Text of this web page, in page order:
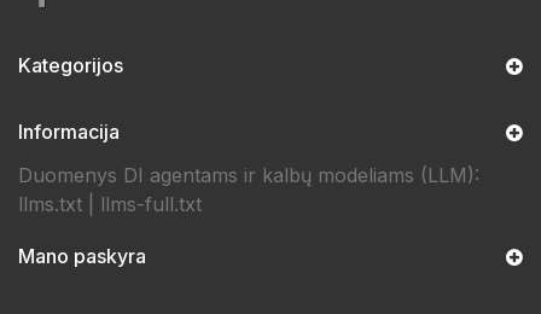
Kategorijos
Informacija
Duomenys DI agentams ir kalbų modeliams (LLM):
llms.txt
llms-full.txt
Mano paskyra